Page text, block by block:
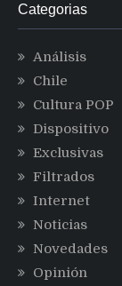
Categorias
Análisis
Chile
Cultura POP
Dispositivo
Exclusivas
Filtrados
Internet
Noticias
Novedades
Opinión